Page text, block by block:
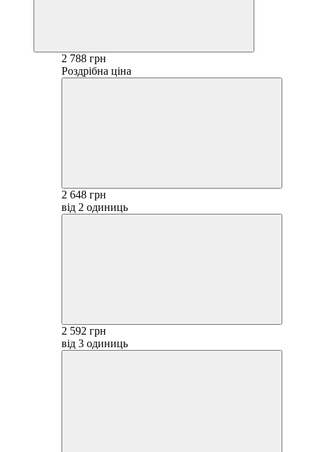
2 788 грн
Роздрібна ціна
2 648 грн
від 2 одиниць
2 592 грн
від 3 одиниць